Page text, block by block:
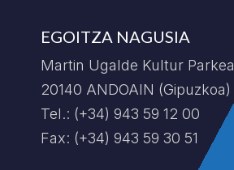
EGOITZA NAGUSIA
Martin Ugalde Kultur Parkea
20140 ANDOAIN (Gipuzkoa)
Tel.: (+34) 943 59 12 00
Fax: (+34) 943 59 30 51